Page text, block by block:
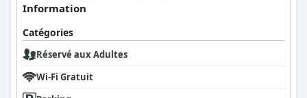
Information
Catégories
Réservé aux Adultes
Wi-Fi Gratuit